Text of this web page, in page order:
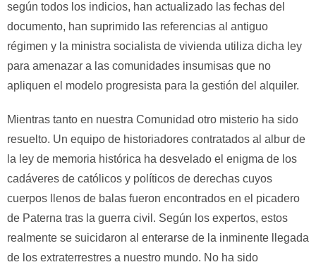
según todos los indicios, han actualizado las fechas del
documento, han suprimido las referencias al antiguo
régimen y la ministra socialista de vivienda utiliza dicha ley
para amenazar a las comunidades insumisas que no
apliquen el modelo progresista para la gestión del alquiler.
Mientras tanto en nuestra Comunidad otro misterio ha sido
resuelto. Un equipo de historiadores contratados al albur de
la ley de memoria histórica ha desvelado el enigma de los
cadáveres de católicos y políticos de derechas cuyos
cuerpos llenos de balas fueron encontrados en el picadero
de Paterna tras la guerra civil. Según los expertos, estos
realmente se suicidaron al enterarse de la inminente llegada
de los extraterrestres a nuestro mundo. No ha sido